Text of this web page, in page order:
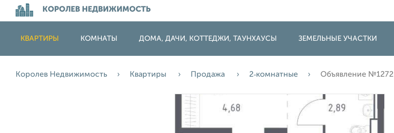
КОРОЛЕВ НЕДВИЖИМОСТЬ
КВАРТИРЫ КОМНАТЫ ДОМА, ДАЧИ, КОТТЕДЖИ, ТАУНХАУСЫ ЗЕМЕЛЬНЫЕ УЧАСТКИ
Королев Недвижимость Квартиры Продажа 2‑комнатные Объявление №1272